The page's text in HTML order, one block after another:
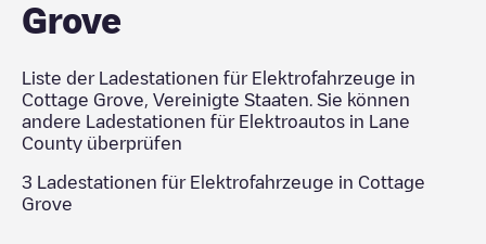
Grove
Liste der Ladestationen für Elektrofahrzeuge in
Cottage Grove Vereinigte Staaten . Sie können
andere Ladestationen für Elektroautos in
Lane
County überprüfen
3 Ladestationen für Elektrofahrzeuge in Cottage
Grove